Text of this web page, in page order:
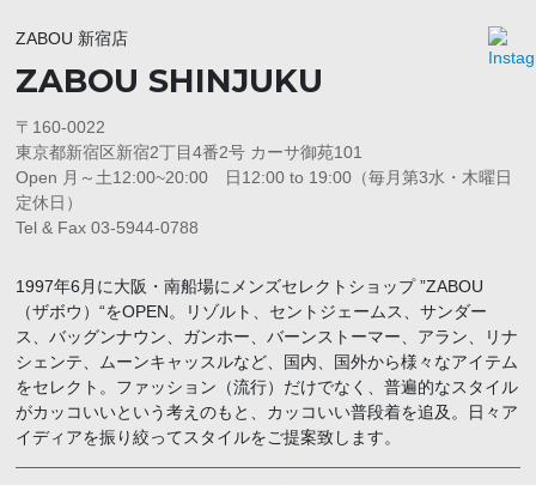
ZABOU 新宿店
ZABOU SHINJUKU
〒160-0022
東京都新宿区新宿2丁目4番2号 カーサ御苑101
Open 月～土12:00~20:00 日12:00 to 19:00（毎月第3水・木曜日
定休日）
Tel & Fax 03-5944-0788
1997年6月に大阪・南船場にメンズセレクトショップ ”ZABOU
（ザボウ）“をOPEN。リゾルト、セントジェームス、サンダー
ス、バッグンナウン、ガンホー、バーンストーマー、アラン、リナ
シェンテ、ムーンキャッスルなど、国内、国外から様々なアイテム
をセレクト。ファッション（流行）だけでなく、普遍的なスタイル
がカッコいいという考えのもと、カッコいい普段着を追及。日々ア
イディアを振り絞ってスタイルをご提案致します。